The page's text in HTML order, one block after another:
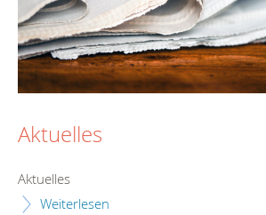
Aktuelles
Aktuelles
Weiterlesen